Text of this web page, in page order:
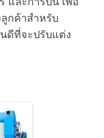
กค้าสำหรับ
ดีที่จะปรับแต่ง